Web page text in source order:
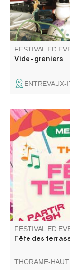
FESTIVAL ED
Vide-greniers
ENTREVAUX-
Fête des
musique baleti
FESTIVAL ED
Fête des
THORAME-